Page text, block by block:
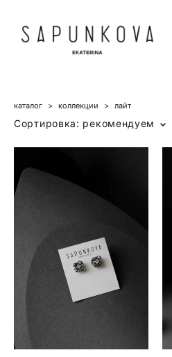
каталог > коллекции > лайт
Сортировка: рекомендуем